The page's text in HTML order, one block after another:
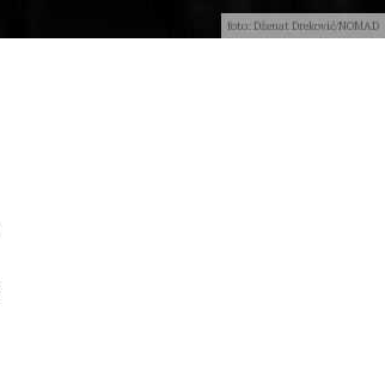
foto: Dženat Dreković/NOMAD